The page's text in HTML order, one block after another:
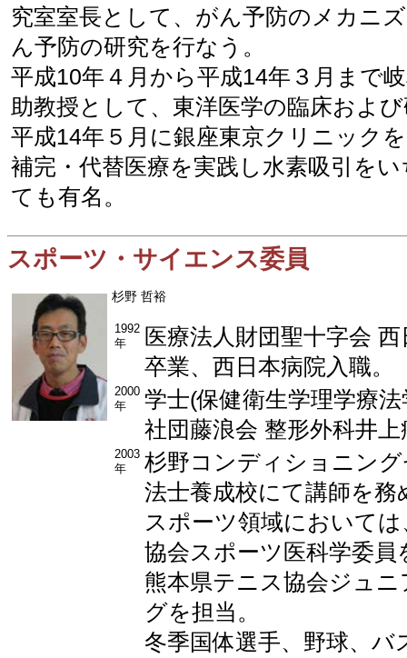
究室室長として、がん予防のメカニ
ん予防の研究を行なう。
平成10年４月から平成14年３月まで
助教授として、東洋医学の臨床およ
平成14年５月に銀座東京クリニック
補完・代替医療を実践し水素吸引を
ても有名。
スポーツ・サイエンス委員
杉野 哲裕
1992
年
医療法人財団聖十字会
卒業、西日本病院入職。
2000
年
学士(保健衛生学理学療
社団藤浪会 整形外科井
2003
年
杉野コンディショニン
法士養成校にて講師を務
スポーツ領域において
協会スポーツ医科学委
熊本県テニス協会ジュ
グを担当。
冬季国体選手、野球、